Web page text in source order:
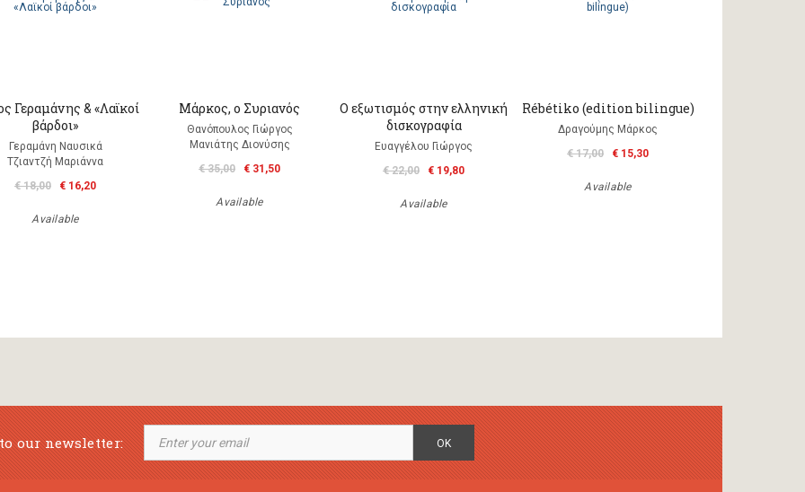
Γεραμάνης & «Λαϊκοί
βάρδοι»
Γεραμάνη Ναυσικά
Τζιαντζή Μαριάννα
€ 18,00
€ 16,20
Available
Μάρκος, ο Συριανός
Θανόπουλος Γιώργος
Μανιάτης Διονύσης
€ 35,00
€ 31,50
Available
Ο εξωτισμός στην ελληνική
δισκογραφία
Ευαγγέλου Γιώργος
€ 22,00
€ 19,80
Available
Rébétiko (edition bilingue)
Δραγούμης Μάρκος
€ 17,00
€ 15,30
Available
our newsletter: OK